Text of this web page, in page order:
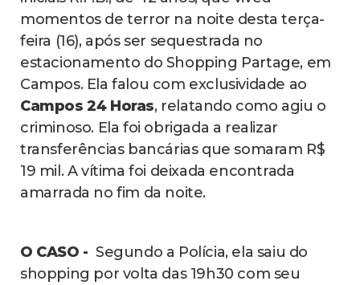
momentos de terror na noite desta terça-
feira (16), após ser sequestrada no
estacionamento do Shopping Partage, em
Campos. Ela falou com exclusividade ao
Campos 24 Horas, relatando como agiu o
criminoso. Ela foi obrigada a realizar
transferências bancárias que somaram R$
19 mil. A vítima foi deixada encontrada
amarrada no fim da noite.
O CASO - Segundo a Polícia, ela saiu do
shopping por volta das 19h30 com seu